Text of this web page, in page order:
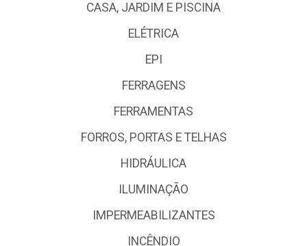
CASA, JARDIM E PISCINA
ELÉTRICA
EPI
FERRAGENS
FERRAMENTAS
FORROS, PORTAS E TELHAS
HIDRÁULICA
ILUMINAÇÃO
IMPERMEABILIZANTES
INCÊNDIO